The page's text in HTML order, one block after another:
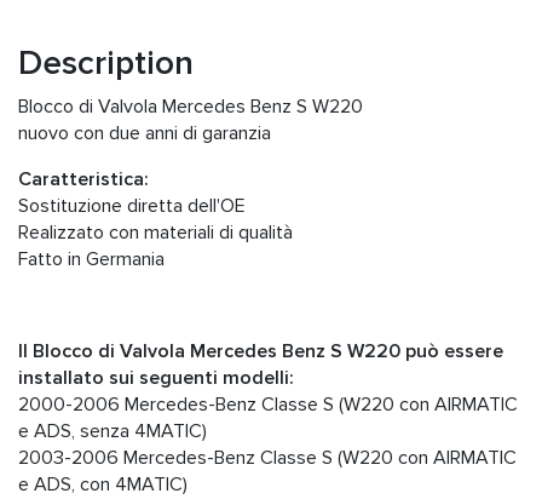
Description
Blocco di Valvola Mercedes Benz S W220
nuovo con due anni di garanzia
Caratteristica:
Sostituzione diretta dell'OE
Realizzato con materiali di qualità
Fatto in Germania
Il Blocco di Valvola Mercedes Benz S W220 può essere
installato sui seguenti modelli:
2000-2006 Mercedes-Benz Classe S (W220 con AIRMATIC
e ADS, senza 4MATIC)
2003-2006 Mercedes-Benz Classe S (W220 con AIRMATIC
e ADS, con 4MATIC)